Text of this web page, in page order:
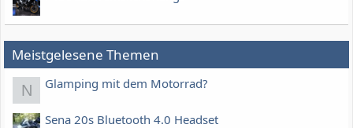
Meistgelesene Themen
N Glamping mit dem Motorrad?
Sena 20s Bluetooth 4.0 Headset